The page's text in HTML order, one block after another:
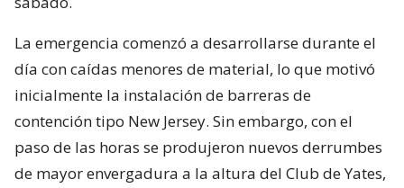
La emergencia comenzó a desarrollarse durante el
día con caídas menores de material, lo que motivó
inicialmente la instalación de barreras de
contención tipo New Jersey. Sin embargo, con el
paso de las horas se produjeron nuevos derrumbes
de mayor envergadura a la altura del Club de Yates,